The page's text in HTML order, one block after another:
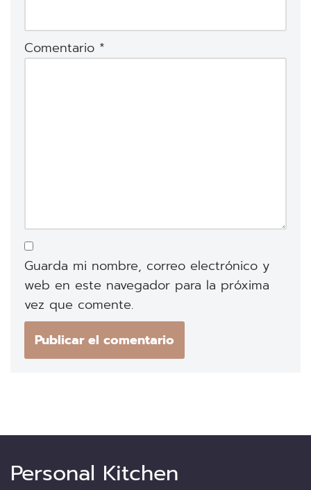
Comentario *
Guarda mi nombre, correo electrónico y
web en este navegador para la próxima
vez que comente.
Personal Kitchen